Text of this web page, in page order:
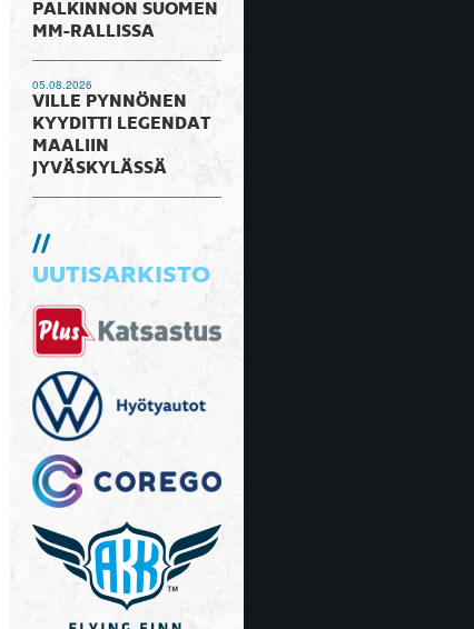
PALKINNON SUOMEN
MM-RALLISSA
05.08.2026
VILLE PYNNÖNEN
KYYDITTI LEGENDAT
MAALIIN
JYVÄSKYLÄSSÄ
UUTISARKISTO